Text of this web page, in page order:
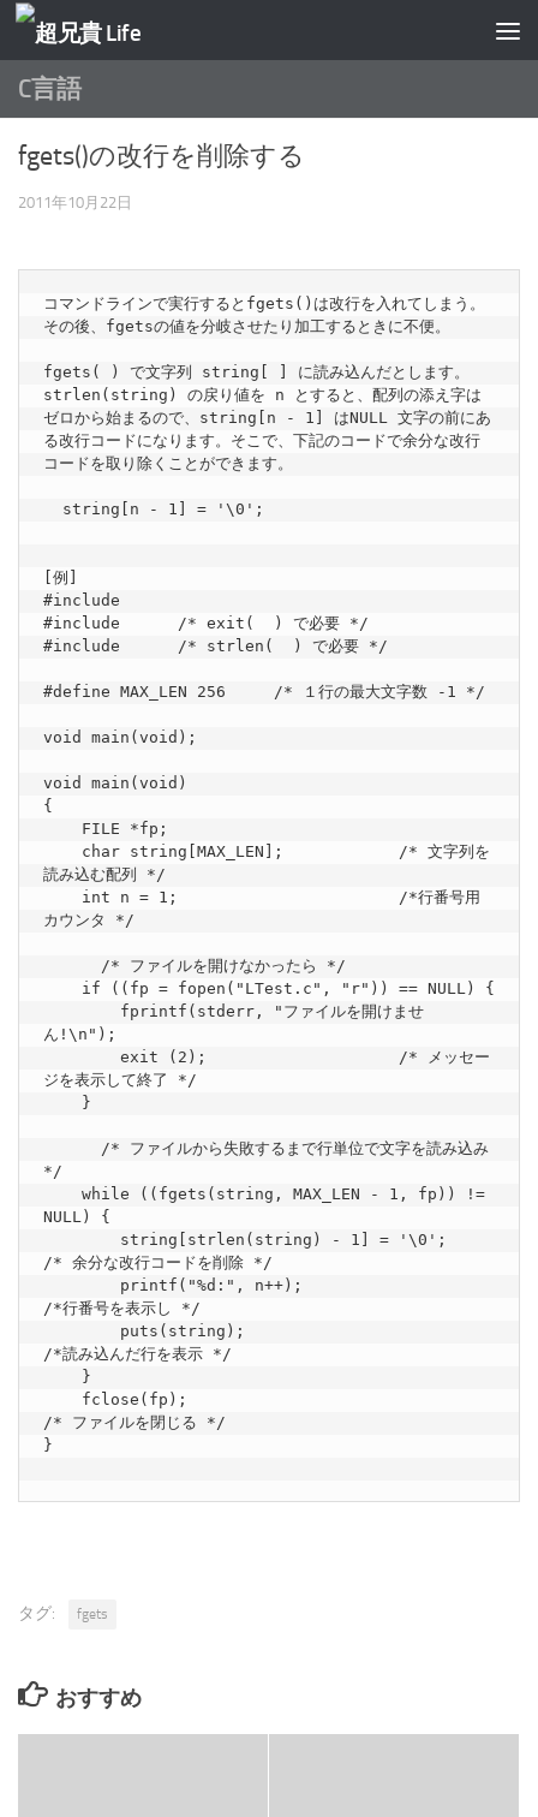
コンテンツへスキップ
C言語
fgets()の改行を削除する
2011年10月22日
コマンドラインで実行するとfgets()は改行を入れてしまう。
その後、fgetsの値を分岐させたり加工するときに不便。
fgets( ) で文字列 string[ ] に読み込んだとします。
strlen(string) の戻り値を n とすると、配列の添え字は
ゼロから始まるので、string[n - 1] はNULL 文字の前にあ
る改行コードになります。そこで、下記のコードで余分な改行
コードを取り除くことができます。
[例]
#include
#include
    /* exit(  ) で必要 */
#include
    /* strlen(  ) で必要 */
#define MAX_LEN 256     /* １行の最大文字数 -1 */
void main(void);
void main(void)
{
読み込む配列 */
カウンタ */
ん!\n");
ジを表示して終了 */
*/
NULL) {
/* 余分な改行コードを削除 */
/*行番号を表示し */
/*読み込んだ行を表示 */
/* ファイルを閉じる */
}
タグ: fgets
おすすめ